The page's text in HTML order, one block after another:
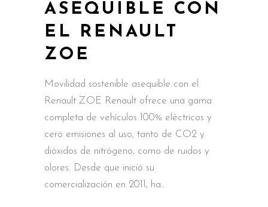
ASEQUIBLE CON
EL RENAULT
ZOE
Movilidad sostenible asequible con el
Renault ZOE Renault ofrece una gama
completa de vehículos 100% eléctricos y
cero emisiones al uso, tanto de CO2 y
dióxidos de nitrógeno, como de ruidos y
olores. Desde que inició su
comercialización en 2011, ha